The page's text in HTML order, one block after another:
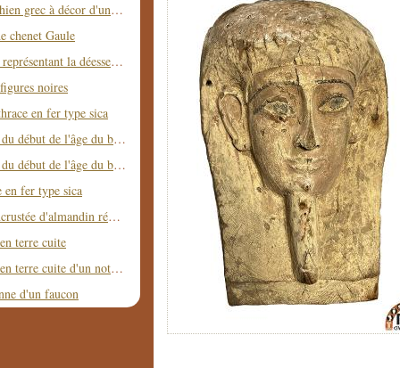
Aryballe corinthien grec à décor d'un félin
chenet Gaule
Relief égyptien représentant la déesse Neith debout
noires
en fer type sica
Idole en argent du début de l'âge du bronze
Idole en argent du début de l'âge du bronze
en fer type sica
Epée à garde incrustée d'almandin région Mer Noire
terre cuite
Statue grecque en terre cuite d'un notable
d'un faucon